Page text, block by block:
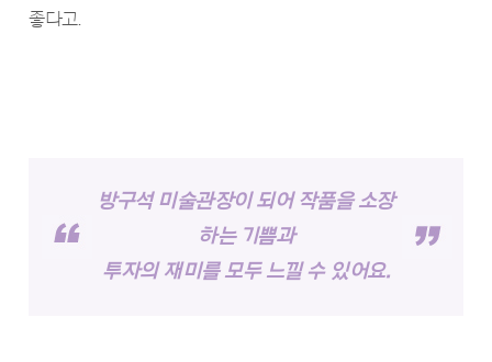
좋다고.
방구석 미술관장이 되어 작품을 소장
하는 기쁨과
투자의 재미를 모두 느낄 수 있어요.